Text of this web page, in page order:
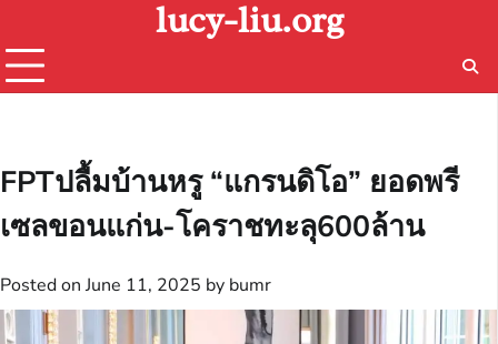
content
lucy-liu.org
FPTปลื้มบ้านหรู “แกรนดิโอ” ยอดพรี
เซลขอนแก่น-โคราชทะลุ600ล้าน
Posted onJune 11, 2025 by bumr